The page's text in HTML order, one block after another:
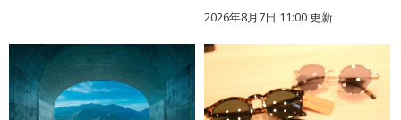
2026年8月7日 11:00更新